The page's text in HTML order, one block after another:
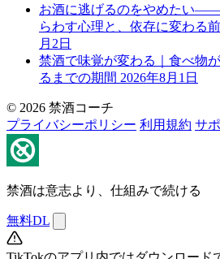
お酒に逃げるのをやめたい
らわす心理と、依存に変わる
月2日
禁酒で味覚が変わる｜食べ物
るまでの期間 2026年8月1日
© 2026 禁酒コーチ
プライバシーポリシー 利用規約 サ
禁酒は意志より、仕組みで続ける
無料DL